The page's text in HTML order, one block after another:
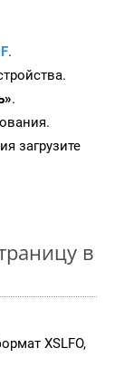
.
.
загрузите
в
XSLFO,